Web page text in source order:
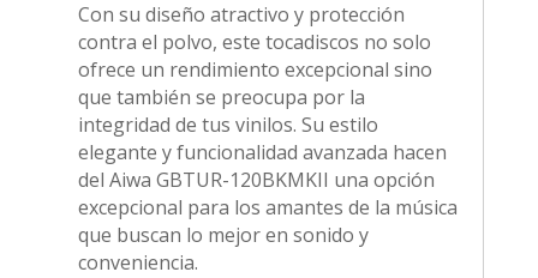
Con su diseño atractivo y protección
contra el polvo, este tocadiscos no solo
ofrece un rendimiento excepcional sino
que también se preocupa por la
integridad de tus vinilos. Su estilo
elegante y funcionalidad avanzada hacen
del Aiwa GBTUR-120BKMKII una opción
excepcional para los amantes de la música
que buscan lo mejor en sonido y
conveniencia.